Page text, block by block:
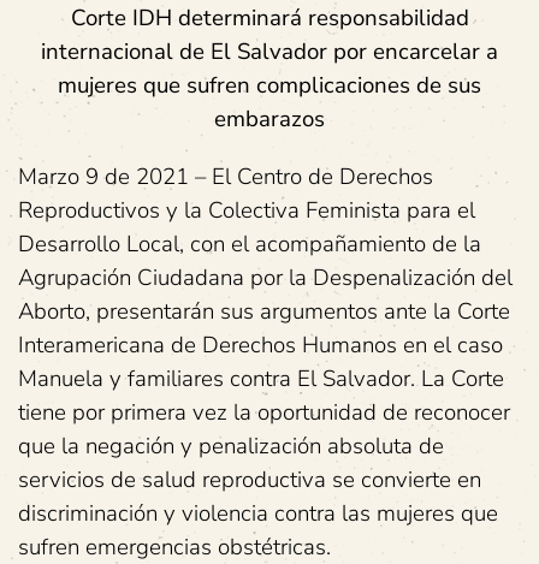
Corte IDH determinará responsabilidad
internacional de El Salvador por encarcelar a
mujeres que sufren complicaciones de sus
embarazos
Marzo 9 de 2021 – El Centro de Derechos
Reproductivos y la Colectiva Feminista para el
Desarrollo Local, con el acompañamiento de la
Agrupación Ciudadana por la Despenalización del
Aborto, presentarán sus argumentos ante la Corte
Interamericana de Derechos Humanos en el caso
Manuela y familiares contra El Salvador. La Corte
tiene por primera vez la oportunidad de reconocer
que la negación y penalización absoluta de
servicios de salud reproductiva se convierte en
discriminación y violencia contra las mujeres que
sufren emergencias obstétricas.